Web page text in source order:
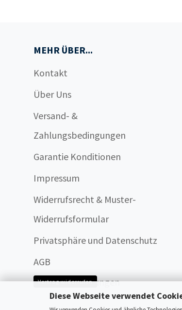
Diese Webseite verwendet
MEHR ÜBER...
Kontakt
Über Uns
Versand- &
Zahlungsbedingungen
Garantie Konditionen
Impressum
Widerrufsrecht & Muster-
Widerrufsformular
Privatsphäre und Datenschutz
AGB
Cookie Einstellungen
Vertrag widerrufen